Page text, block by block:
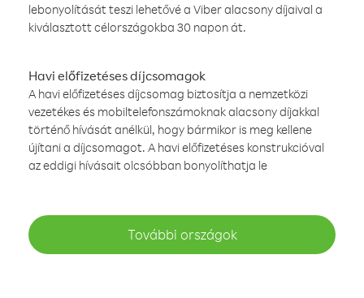
lebonyolítását teszi lehetővé a Viber alacsony díjaival a
kiválasztott célországokba 30 napon át.
Havi előfizetéses díjcsomagok
A havi előfizetéses díjcsomag biztosítja a nemzetközi
vezetékes és mobiltelefonszámoknak alacsony díjakkal
történő hívását anélkül, hogy bármikor is meg kellene
újítani a díjcsomagot. A havi előfizetéses konstrukcióval
az eddigi hívásait olcsóbban bonyolíthatja le
További országok